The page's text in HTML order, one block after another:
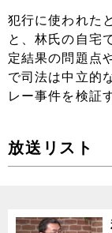
犯行に使われた
と、林氏の自宅
定結果の問題点
で司法は中立的
レー事件を検証
放送リスト